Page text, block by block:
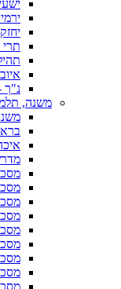
איוב
נ"ך
משנה,